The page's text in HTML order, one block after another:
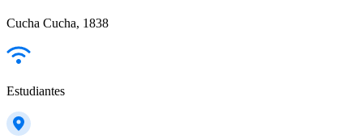
Cucha Cucha, 1838
Estudiantes